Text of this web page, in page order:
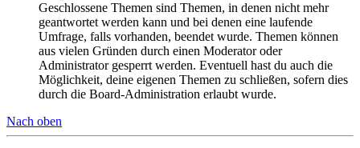
Geschlossene Themen sind Themen, in denen nicht mehr
geantwortet werden kann und bei denen eine laufende
Umfrage, falls vorhanden, beendet wurde. Themen können
aus vielen Gründen durch einen Moderator oder
Administrator gesperrt werden. Eventuell hast du auch die
Möglichkeit, deine eigenen Themen zu schließen, sofern dies
durch die Board-Administration erlaubt wurde.
Nach oben